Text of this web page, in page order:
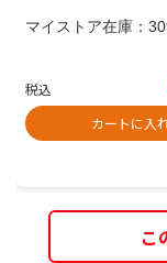
マイストア在庫：
税込
カートに入
こ